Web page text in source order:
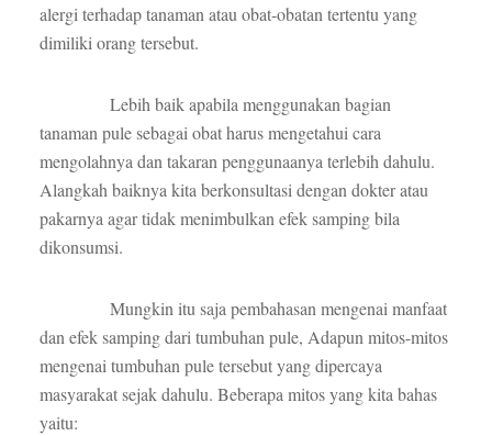
alergi terhadap tanaman atau obat-obatan tertentu yang
dimiliki orang tersebut.
Lebih baik apabila menggunakan bagian
tanaman pule sebagai obat harus mengetahui cara
mengolahnya dan takaran penggunaanya terlebih dahulu.
Alangkah baiknya kita berkonsultasi dengan dokter atau
pakarnya agar tidak menimbulkan efek samping bila
dikonsumsi.
Mungkin itu saja pembahasan mengenai manfaat
dan efek samping dari tumbuhan pule, Adapun mitos-mitos
mengenai tumbuhan pule tersebut yang dipercaya
masyarakat sejak dahulu. Beberapa mitos yang kita bahas
yaitu: